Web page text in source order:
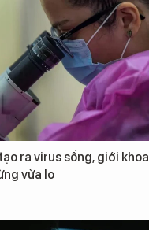
ra virus sống, giới khoa
vừa lo